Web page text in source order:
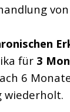
für 3
6
wiederholt.